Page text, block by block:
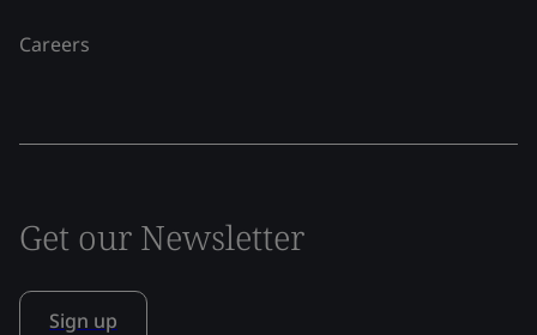
Careers
Get our Newsletter
Sign up